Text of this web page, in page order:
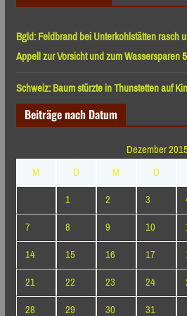
Bgld: Feldbrand bei Unterkohlstätten
Appell zur Vorsicht und zum Wassersparen
Schweiz: Baum stürzte in Thunstetten auf
Beiträge nach Datum
Dezember
M
D M D
1
2 3
7
8 9 10
14
15 16 17
21
22 23 24
28
29 30 31